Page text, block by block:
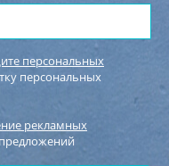
персональных
персональных
рекламных